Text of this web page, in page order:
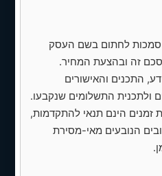
ל‑golan@magal‑invest.com (שינוי SMTP
בדף הבית
✅ שינוי כפתור/טקסט CTA כחול גלילה:
מפגש היכרות
לחתום בשם העסק
זה ובהצעת המחיר.
התכנים והאישורים
ולתכנית התשלומים שנקבעו.
זמנים הינם תנאי להתקדמות,
הנובעים מאי-מסירת